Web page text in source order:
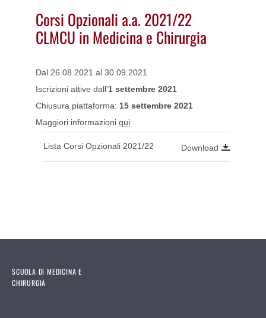
Corsi Opzionali a.a. 2021/22
CLMCU in Medicina e Chirurgia
Dal 26.08.2021 al 30.09.2021
Iscrizioni attive dall'1 settembre 2021
Chiusura piattaforma: 15 settembre 2021
Maggiori informazioni qui
Lista Corsi Opzionali 2021/22 Download
SCUOLA DI MEDICINA E
CHIRURGIA